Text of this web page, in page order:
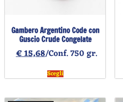
Gambero Argentino Code con
Guscio Crude Congelate
€15,68/Conf. 750 gr.
Scegli